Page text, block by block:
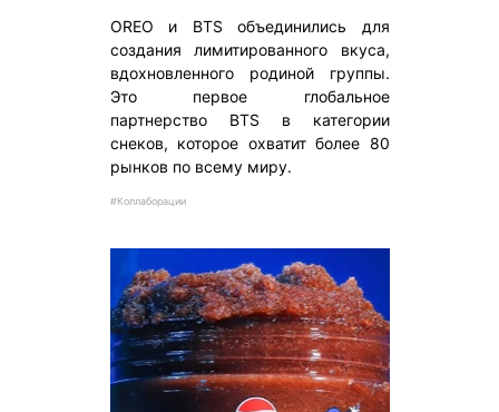
OREO и BTS объединились для
создания лимитированного вкуса,
вдохновленного родиной группы.
Это первое глобальное
партнерство BTS в категории
снеков, которое охватит более 80
рынков по всему миру.
#Коллаборации